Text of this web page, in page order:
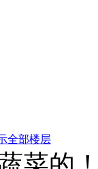
全部楼层